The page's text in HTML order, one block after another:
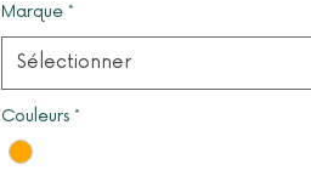
Marque *
Sélectionner
Couleurs *